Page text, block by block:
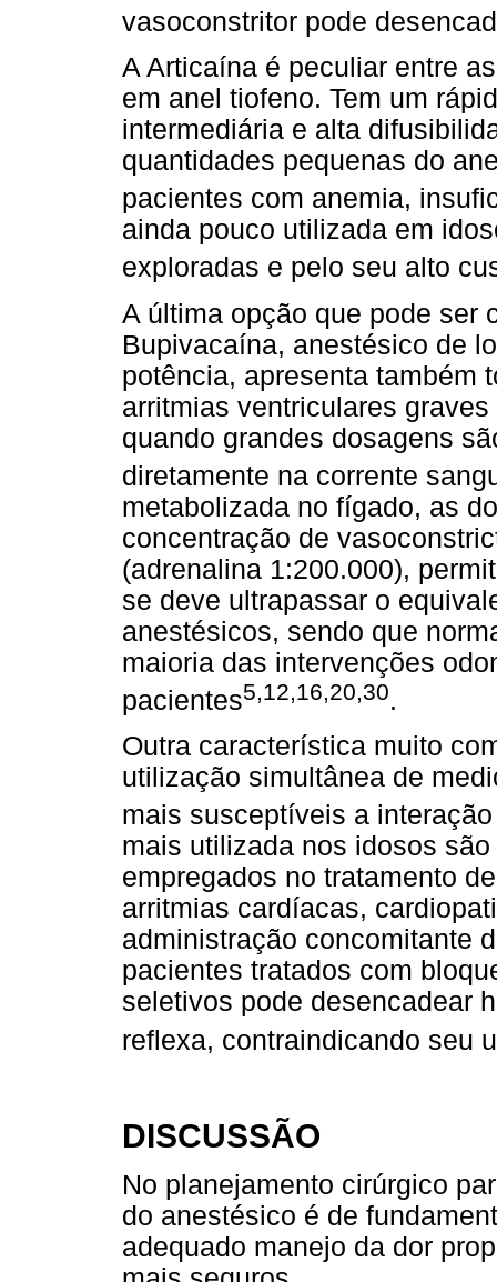
vasoconstritor pode
A Articaína é peculiar entre
em anel tiofeno. Tem um
intermediária e alta
quantidades pequenas do
pacientes com anemia,
ainda pouco utilizada em
exploradas e pelo seu alto
A última opção que pode ser
Bupivacaína, anestésico de
potência, apresenta também
arritmias ventriculares
quando grandes dosagens
diretamente na corrente
metabolizada no fígado, as
concentração de
(adrenalina 1:200.000),
se deve ultrapassar o
anestésicos, sendo que
maioria das intervenções
pacientes5,12,16,20,30.
Outra característica muito
utilização simultânea de
mais susceptíveis a
mais utilizada nos idosos
empregados no tratamento
arritmias cardíacas,
administração concomitante
pacientes tratados com
seletivos pode desencadear
reflexa, contraindicando seu
DISCUSSÃO
No planejamento cirúrgico
do anestésico é de
adequado manejo da dor